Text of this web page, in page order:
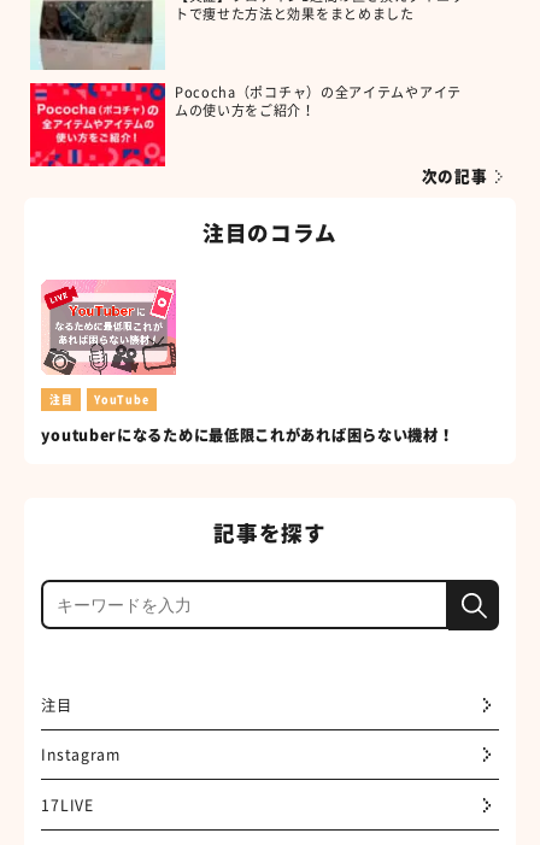
トで痩せた方法と効果をまとめました
次の記事
Pococha（ポコチャ）の全アイテムやアイテ
ムの使い方をご紹介！
注目のコラム
注目 YouTube
youtuberになるために最低限これがあれば困らない機材！
記事を探す
注目
Instagram
17LIVE